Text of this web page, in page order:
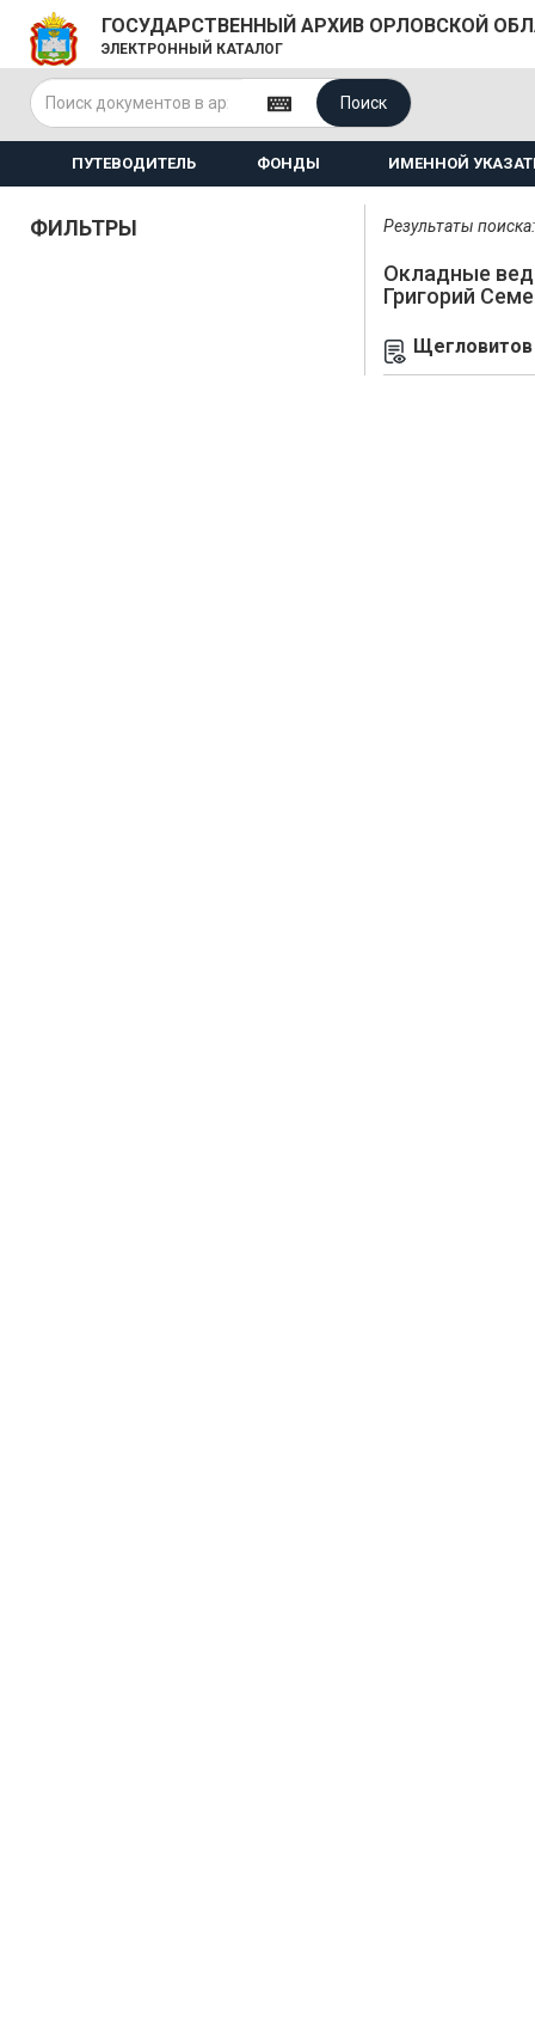
ГОСУДАРСТВЕННЫЙ АРХИВ ОРЛОВСКОЙ
ЭЛЕКТРОННЫЙ КАТАЛОГ
Поиск
ПУТЕВОДИТЕЛЬ ФОНДЫ ИМЕННОЙ
ФИЛЬТРЫ Результаты
Окладные
Григорий
Щегловитов